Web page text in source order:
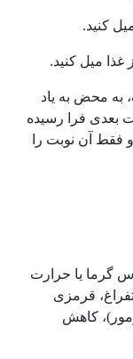
کنید.
میل کنید.
محض به یاد
بعدی فرا رسیده
فقط آن نوبت را
گرما یا حرارت
قرمزی
کاهش